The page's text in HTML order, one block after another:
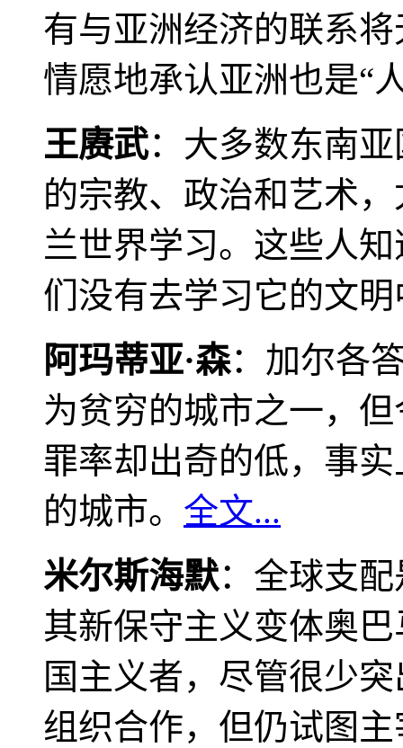
有与亚洲经济的联系
情愿地承认亚洲也是“
王赓武：大多数东南
的宗教、政治和艺术
兰世界学习。这些人
们没有去学习它的文
阿玛蒂亚·森：加尔各
为贫穷的城市之一，
罪率却出奇的低，事
的城市。 全文...
米尔斯海默：全球支
其新保守主义变体奥
国主义者，尽管很少
组织合作，但仍试图